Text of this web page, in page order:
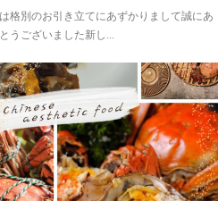
格別のお引き立てにあずかりまして誠にあ
うございました新し...